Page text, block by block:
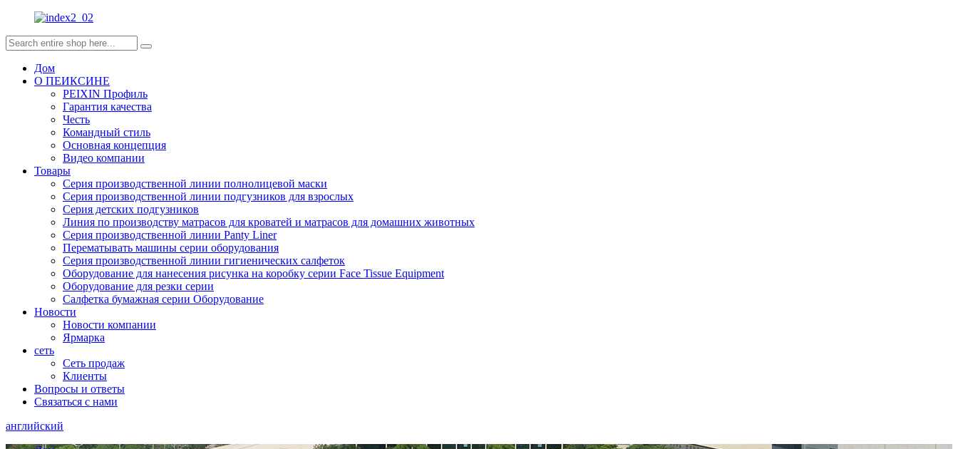
Дом
О ПЕИКСИНЕ
PEIXIN Профиль
Гарантия качества
Честь
Командный стиль
Основная концепция
Видео компании
Товары
Серия производственной линии полнолицевой маски
Серия производственной линии подгузников для взрослых
Серия детских подгузников
Линия по производству матрасов для кроватей и матрасов для домашних животных
Серия производственной линии Panty Liner
Перематывать машины серии оборудования
Серия производственной линии гигиенических салфеток
Оборудование для нанесения рисунка на коробку серии Face Tissue Equipment
Оборудование для резки серии
Салфетка бумажная серии Оборудование
Новости
Новости компании
Ярмарка
сеть
Сеть продаж
Клиенты
Вопросы и ответы
Связаться с нами
английский